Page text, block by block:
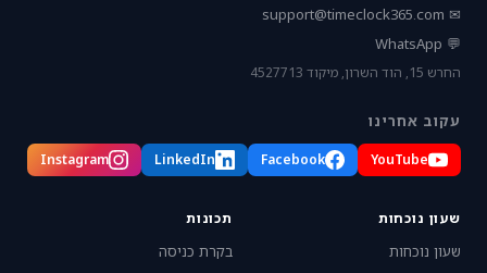
✉
support@timeclock365.com
💬 WhatsApp
החרש 15, הוד השרון, מיקוד 4527713
עקוב אחרינו
YouTube
Facebook
LinkedIn
Instagram
שעון נוכחות
שעון נוכחות
תכונות
בקרת כניסה